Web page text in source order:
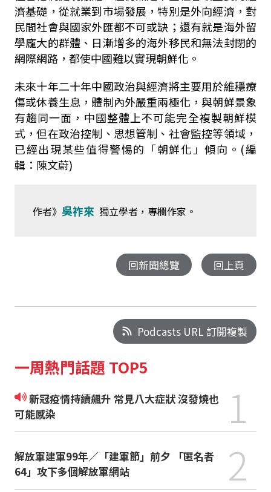
濟基礎，從就業到市場發展，特別是外向經濟，對
民間社會與國家外匯都不可或缺；還有就是海外留
學龐大的群體、日漸增多的海外移民和無法封閉的
網際網路，都使中國難以實現朝鮮化。
未來十年二十年中國政治與經濟將主要用於維穩療
傷或休養生息，體制內外嚴重兩極化，與朝鮮景象
有趨同一面，中國整體上不可能完全複製朝鮮模
式，但在政治控制、思想管制、社會監控等領域，
已經出現某些值得警惕的「朝鮮化」傾向。(編
輯：陳文蔚)
作者》 吳祚來獨立學者，專欄作家。
回新聞總覽 回上頁
Podcasts URL 訂閱複製
一周熱門話題 TOP5
新冠疫情持續飆升 常見八大症狀 沒發燒也
可能感染
1
解放軍建軍99年／「建軍節」前夕 「匿名者
64」攻下多個解放軍網站
2